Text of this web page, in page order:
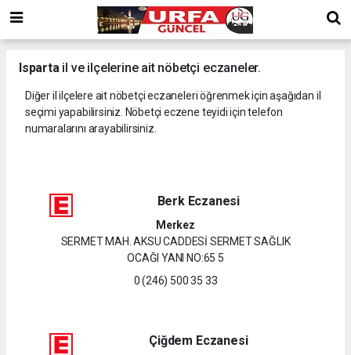
Isparta il ve ilçelerine ait nöbetçi eczaneler.
Diğer il ilçelere ait nöbetçi eczaneleri öğrenmek için aşağıdan il
seçimi yapabilirsiniz. Nöbetçi eczene teyidi için telefon
numaralarını arayabilirsiniz.
Berk Eczanesi
Merkez
SERMET MAH. AKSU CADDESİ SERMET SAĞLIK
OCAĞI YANI NO:65 5
0 (246) 500 35 33
Çiğdem Eczanesi